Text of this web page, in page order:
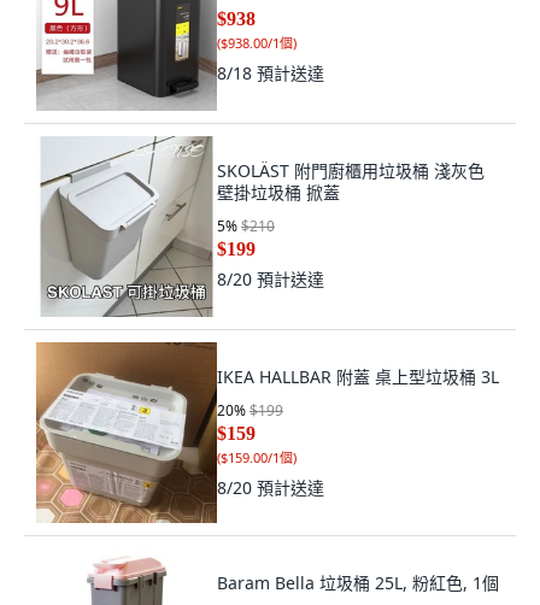
$938
($938.00/1個)
8/18 預計送達
SKOLÄST 附門廚櫃用垃圾桶 淺灰色
壁掛垃圾桶 掀蓋
5%$210
$199
8/20 預計送達
IKEA HALLBAR 附蓋 桌上型垃圾桶 3L
20%$199
$159
($159.00/1個)
8/20 預計送達
Baram Bella 垃圾桶 25L, 粉紅色, 1個